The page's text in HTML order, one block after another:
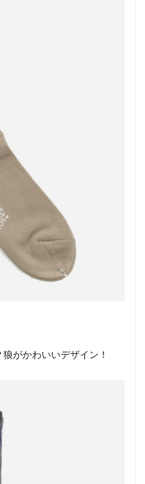
がかわいいデザイン！